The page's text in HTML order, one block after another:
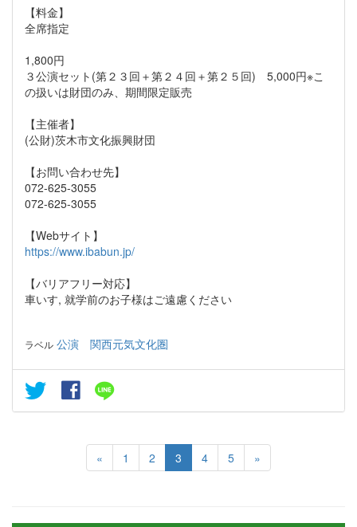
【料金】
全席指定
1,800円
３公演セット(第２３回＋第２４回＋第２５回) 5,000円※こ
の扱いは財団のみ、期間限定販売
【主催者】
(公財)茨木市文化振興財団
【お問い合わせ先】
072-625-3055
072-625-3055
【Webサイト】
https://www.ibabun.jp/
【バリアフリー対応】
車いす, 就学前のお子様はご遠慮ください
ラベル 公演 関西元気文化圏
« 1 2 3 4 5 »